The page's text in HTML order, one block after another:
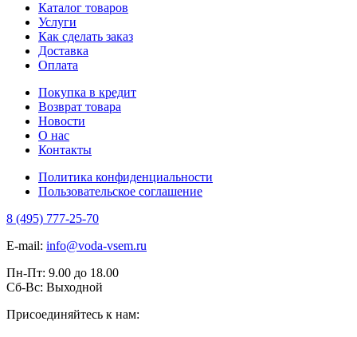
Каталог товаров
Услуги
Как сделать заказ
Доставка
Оплата
Покупка в кредит
Возврат товара
Новости
О нас
Контакты
Политика конфиденциальности
Пользовательское соглашение
8 (495) 777-25-70
E-mail: info@voda-vsem.ru
Пн-Пт: 9.00 до 18.00
Сб-Вс: Выходной
Присоединяйтесь к нам: